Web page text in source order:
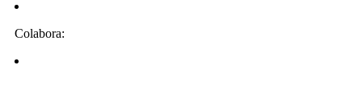
Colabora: